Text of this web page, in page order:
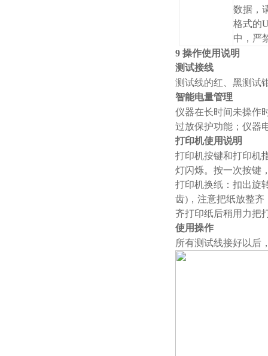
数据，
格式的
中，严
9 操作使用说明
测试接线
测试线的红、黑测试
智能电量管理
仪器在长时间未操作
过放保护功能；仪器
打印机使用说明
打印机按键和打印机
灯闪烁。按
打印机换纸：扣出旋
齿)，注意把纸放整
齐打印纸后稍用力把
使用操作
所有测试线接好以后